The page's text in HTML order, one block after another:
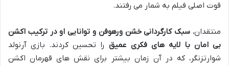
قوت اصلی فیلم به شمار می رفتند.
منتقدان، سبک کارگردانی خشن ورهوفن و توانایی او در ترکیب اکشن
بی امان با لایه های فکری عمیقرا تحسین کردند. بازی آرنولد
شوارتزنگر، که در آن زمان بیشتر برای نقش های قهرمان اکشن